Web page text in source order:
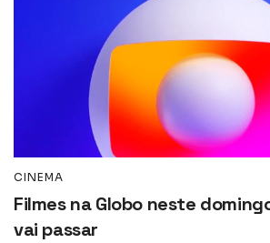
CINEMA
Filmes na Globo neste
vai passar